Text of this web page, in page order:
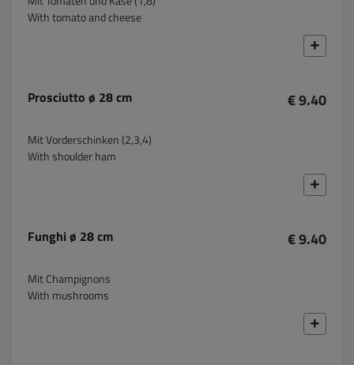
With tomato and cheese
Prosciutto ø 28 cm € 9.40
Mit Vorderschinken (2,3,4)
With shoulder ham
Funghi ø 28 cm € 9.40
Mit Champignons
With mushrooms